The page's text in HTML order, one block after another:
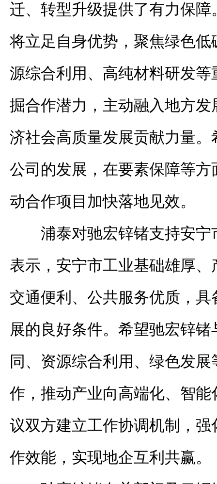
迁、转型升级提供了有力保
将立足自身优势，聚焦绿色
源综合利用、高纯材料研发
掘合作潜力，主动融入地方
济社会高质量发展贡献力量
公司的发展，在要素保障等
动合作项目加快落地见效。
浦泰对驰宏锌锗支持安
表示，安宁市工业基础雄厚
交通便利、公共服务优质，
展的良好条件。希望驰宏锌
同、资源综合利用、绿色发
作，推动产业向高端化、智
议双方建立工作协调机制，
作效能，实现地企互利共赢。